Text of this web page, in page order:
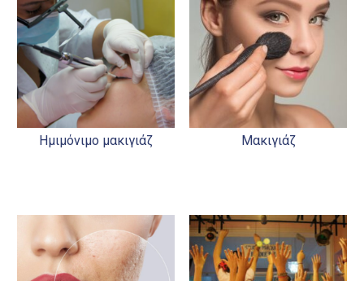
Ημιμόνιμο μακιγιάζ Μακιγιάζ